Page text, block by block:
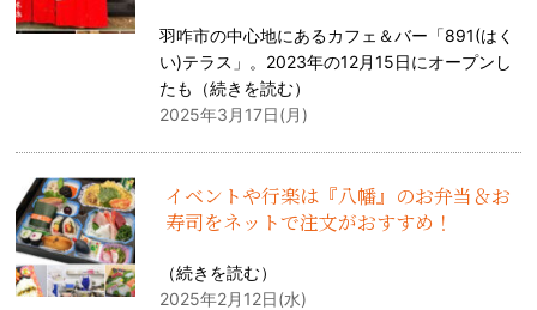
羽咋市の中心地にあるカフェ＆バー「891(はく
い)テラス」。2023年の12月15日にオープンし
たも（続きを読む）
2025年3月17日(月)
イベントや行楽は『八幡』のお弁当＆お
寿司をネットで注文がおすすめ！
（続きを読む）
2025年2月12日(水)